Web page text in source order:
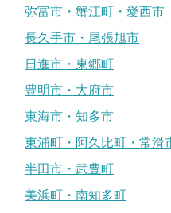
弥富市・蟹江町・愛西市
長久手市・尾張旭市
日進市・東郷町
豊明市・大府市
東海市・知多市
東浦町・阿久比町・常滑
半田市・武豊町
美浜町・南知多町